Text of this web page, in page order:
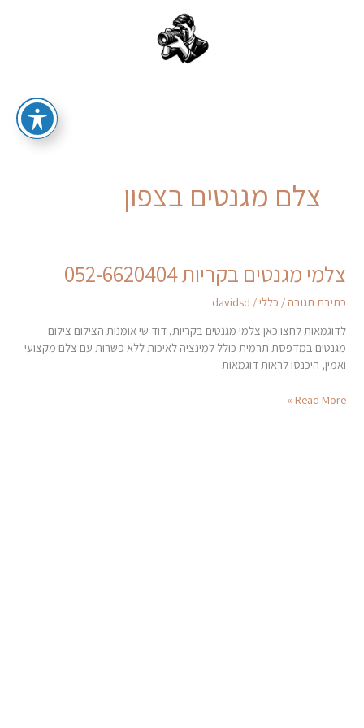
צלם מגנטים בצפון
צלמי מגנטים בקריות 052-6620404
כתיבת תגובה / כללי/
davidsd
לדוגמאות לחצו כאן צלמי מגנטים בקריות, דוד שי אומנות הצילום צילום
מגנטים במדפסת תרמית כולל למינציה לאיכות ללא פשרות עם צלם מקצועי
ואמין, היכנסו לראות דוגמאות
צלמי
מגנטים
בקריות
6620404
Read More »